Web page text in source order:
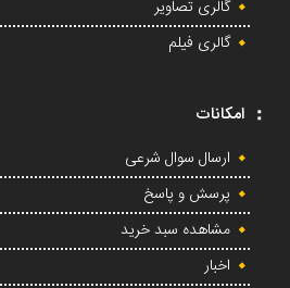
گالری تصاویر
گالری فیلم
امکانات
ارسال سوال شرعی
پرسش و پاسخ
مشاهده سبد خرید
اخبار